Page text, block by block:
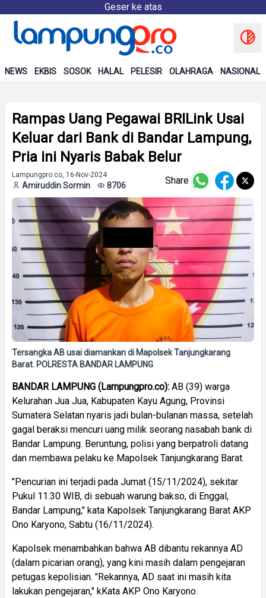
Geser ke atas
NEWS EKBIS SOSOK HALAL PELESIR OLAHRAGA NASIONAL
Rampas Uang Pegawai BRILink Usai
Keluar dari Bank di Bandar Lampung,
Pria ini Nyaris Babak Belur
Lampungpro.co, 16-Nov-2024
Amiruddin Sormin 8706 Share
Tersangka AB usai diamankan di Mapolsek Tanjungkarang
Barat. POLRESTA BANDAR LAMPUNG
BANDAR LAMPUNG (Lampungpro.co): AB (39) warga
Kelurahan Jua Jua, Kabupaten Kayu Agung, Provinsi
Sumatera Selatan nyaris jadi bulan-bulanan massa, setelah
gagal beraksi mencuri uang milik seorang nasabah bank di
Bandar Lampung. Beruntung, polisi yang berpatroli datang
dan membawa pelaku ke Mapolsek Tanjungkarang Barat.
"Pencurian ini terjadi pada Jumat (15/11/2024), sekitar
Pukul 11.30 WIB, di sebuah warung bakso, di Enggal,
Bandar Lampung," kata Kapolsek Tanjungkarang Barat AKP
Ono Karyono, Sabtu (16/11/2024).
Kapolsek menambahkan bahwa AB dibantu rekannya AD
(dalam picarian orang), yang kini masih dalam pengejaran
petugas kepolisian. "Rekannya, AD saat ini masih kita
lakukan pengejaran," kKata AKP Ono Karyono.